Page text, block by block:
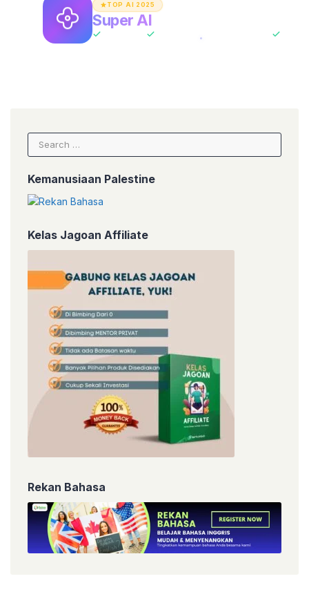
TOP AI 2025
Super AI
Search
for:
Kemanusiaan Palestine
Kelas Jagoan Affiliate
Rekan Bahasa